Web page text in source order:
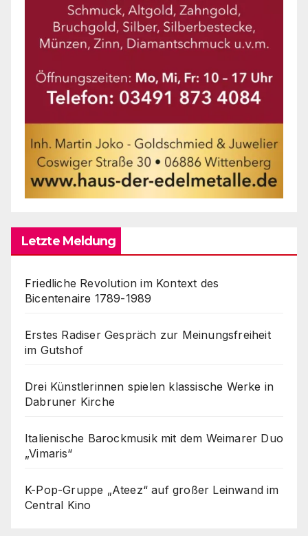
Letzte Meldung
Friedliche Revolution im Kontext des
Bicentenaire 1789-1989
Erstes Radiser Gespräch zur Meinungsfreiheit
im Gutshof
Drei Künstlerinnen spielen klassische Werke in
Dabruner Kirche
Italienische Barockmusik mit dem Weimarer Duo
„Vimaris“
K-Pop-Gruppe „Ateez“ auf großer Leinwand im
Central Kino